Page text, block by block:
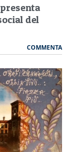
del
COMMENTA